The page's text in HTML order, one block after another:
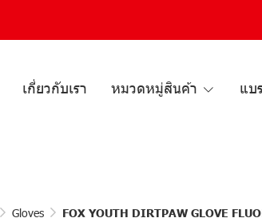
เกี่ยวกับเรา หมวดหมู่สินค้า แบ
Gloves FOX YOUTH DIRTPAW GLOVE